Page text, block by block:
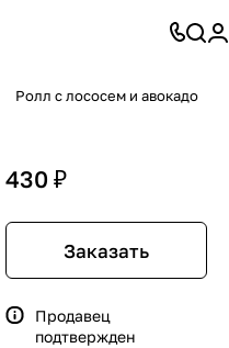
Ролл с лососем и авокадо
430 ₽
Заказать
Продавец
подтвержден